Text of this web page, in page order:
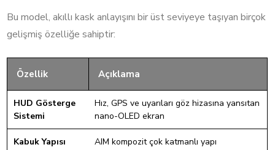
Bu model, akıllı kask anlayışını bir üst seviyeye taşıyan birçok
gelişmiş özelliğe sahiptir:
Özellik Açıklama
HUD Gösterge
Sistemi
Hız, GPS ve uyarıları göz hizasına yansıtan
nano-OLED ekran
Kabuk Yapısı AIM kompozit çok katmanlı yapı